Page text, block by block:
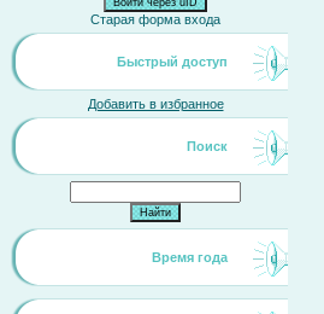
Войти через uID
Старая форма входа
Быстрый доступ
Добавить в избранное
Поиск
Время года